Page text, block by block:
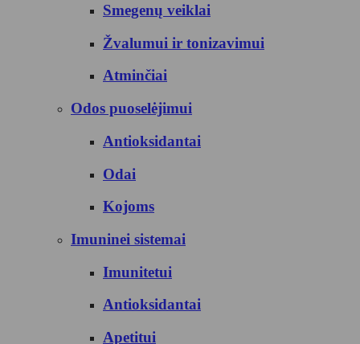
Smegenų veiklai
Žvalumui ir tonizavimui
Atminčiai
Odos puoselėjimui
Antioksidantai
Odai
Kojoms
Imuninei sistemai
Imunitetui
Antioksidantai
Apetitui